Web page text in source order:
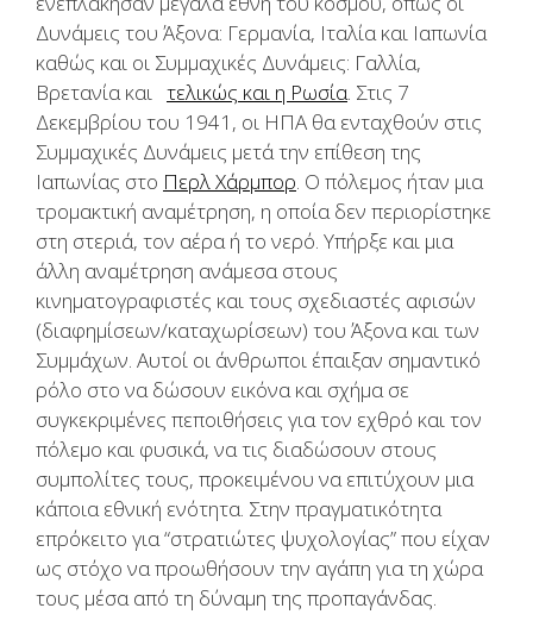
Δυνάμεις του Άξονα: Γερμανία, Ιταλία και Ιαπωνία
καθώς και οι Συμμαχικές Δυνάμεις: Γαλλία,
Βρετανία και τελικώς και η Ρωσία. Στις 7
Δεκεμβρίου του 1941, οι ΗΠΑ θα ενταχθούν στις
Συμμαχικές Δυνάμεις μετά την επίθεση της
Ιαπωνίας στο Περλ Χάρμπορ. Ο πόλεμος ήταν μια
τρομακτική αναμέτρηση, η οποία δεν περιορίστηκε
στη στεριά, τον αέρα ή το νερό. Υπήρξε και μια
άλλη αναμέτρηση ανάμεσα στους
κινηματογραφιστές και τους σχεδιαστές αφισών
(διαφημίσεων/καταχωρίσεων) του Άξονα και των
Συμμάχων. Αυτοί οι άνθρωποι έπαιξαν σημαντικό
ρόλο στο να δώσουν εικόνα και σχήμα σε
συγκεκριμένες πεποιθήσεις για τον εχθρό και τον
πόλεμο και φυσικά, να τις διαδώσουν στους
συμπολίτες τους, προκειμένου να επιτύχουν μια
κάποια εθνική ενότητα. Στην πραγματικότητα
επρόκειτο για “στρατιώτες ψυχολογίας” που είχαν
ως στόχο να προωθήσουν την αγάπη για τη χώρα
τους μέσα από τη δύναμη της προπαγάνδας.